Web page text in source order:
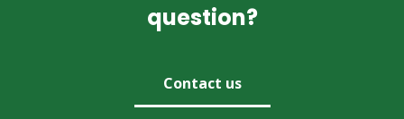
question?
Contact us